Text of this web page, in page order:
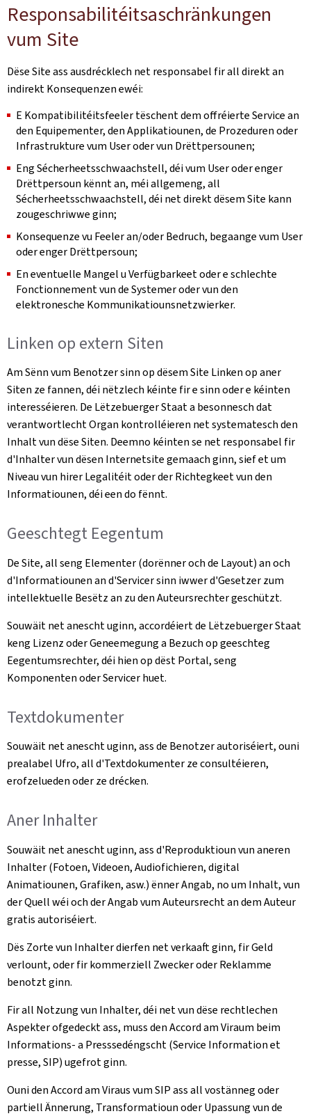
Responsabilitéitsaschränkungen
vum Site
Dëse Site ass ausdrécklech net responsabel fir all direkt an
indirekt Konsequenzen ewéi:
E Kompatibilitéitsfeeler tëschent dem offréierte Service an
den Equipementer, den Applikatiounen, de Prozeduren oder
Infrastrukture vum User oder vun Drëttpersounen;
Eng Sécherheetsschwaachstell, déi vum User oder enger
Drëttpersoun kënnt an, méi allgemeng, all
Sécherheetsschwaachstell, déi net direkt dësem Site kann
zougeschriwwe ginn;
Konsequenze vu Feeler an/oder Bedruch, begaange vum User
oder enger Drëttpersoun;
En eventuelle Mangel u Verfügbarkeet oder e schlechte
Fonctionnement vun de Systemer oder vun den
elektronesche Kommunikatiounsnetzwierker.
Linken op extern Siten
Am Sënn vum Benotzer sinn op dësem Site Linken op aner
Siten ze fannen, déi nëtzlech kéinte fir e sinn oder e kéinten
interesséieren. De Lëtzebuerger Staat a besonnesch dat
verantwortlecht Organ kontrolléieren net systematesch den
Inhalt vun dëse Siten. Deemno kéinten se net responsabel fir
d'Inhalter vun dësen Internetsite gemaach ginn, sief et um
Niveau vun hirer Legalitéit oder der Richtegkeet vun den
Informatiounen, déi een do fënnt.
Geeschtegt Eegentum
De Site, all seng Elementer (dorënner och de Layout) an och
d'Informatiounen an d'Servicer sinn iwwer d'Gesetzer zum
intellektuelle Besëtz an zu den Auteursrechter geschützt.
Souwäit net anescht uginn, accordéiert de Lëtzebuerger Staat
keng Lizenz oder Geneemegung a Bezuch op geeschteg
Eegentumsrechter, déi hien op dëst Portal, seng
Komponenten oder Servicer huet.
Textdokumenter
Souwäit net anescht uginn, ass de Benotzer autoriséiert, ouni
prealabel Ufro, all d'Textdokumenter ze consultéieren,
erofzelueden oder ze drécken.
Aner Inhalter
Souwäit net anescht uginn, ass d'Reproduktioun vun aneren
Inhalter (Fotoen, Videoen, Audiofichieren, digital
Animatiounen, Grafiken, asw.) ënner Angab, no um Inhalt, vun
der Quell wéi och der Angab vum Auteursrecht an dem Auteur
gratis autoriséiert.
Dës Zorte vun Inhalter dierfen net verkaaft ginn, fir Geld
verlount, oder fir kommerziell Zwecker oder Reklamme
benotzt ginn.
Fir all Notzung vun Inhalter, déi net vun dëse rechtlechen
Aspekter ofgedeckt ass, muss den Accord am Viraum beim
Informations- a Presssedéngscht (Service Information et
presse, SIP) ugefrot ginn.
Ouni den Accord am Viraus vum SIP ass all vostänneg oder
partiell Ännerung, Transformatioun oder Upassung vun de